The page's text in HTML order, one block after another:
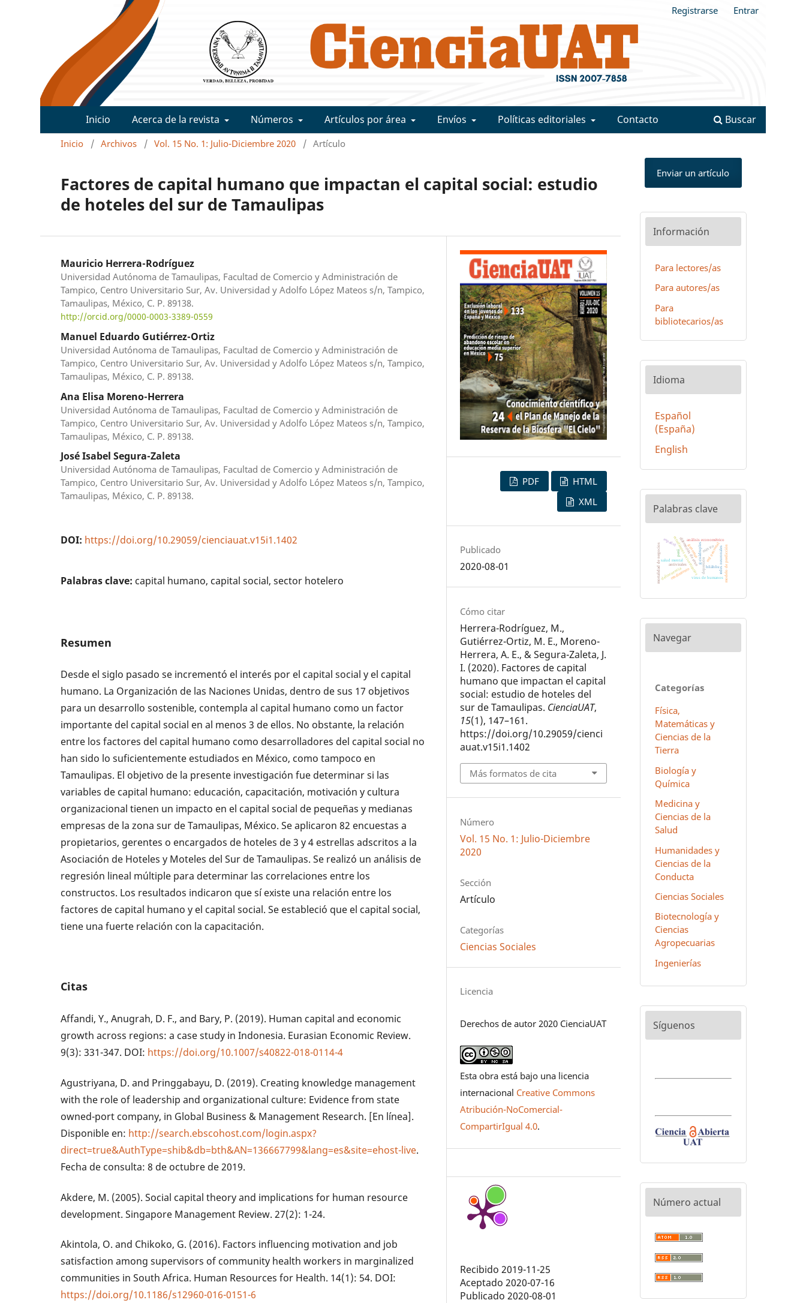
Inicio Acerca de la revista Números Artículos por área Envíos Políticas editoriales Contacto Buscar
Registrarse Entrar
Inicio / Archivos / Vol. 15 No. 1: Julio-Diciembre 2020 / Artículo
Factores de capital humano que impactan el capital social: estudio
de hoteles del sur de Tamaulipas
Mauricio Herrera-Rodríguez
Universidad Autónoma de Tamaulipas, Facultad de Comercio y Administración de
Tampico, Centro Universitario Sur, Av. Universidad y Adolfo López Mateos s/n, Tampico,
Tamaulipas, México, C. P. 89138.
http://orcid.org/0000-0003-3389-0559
Manuel Eduardo Gutiérrez-Ortiz
Universidad Autónoma de Tamaulipas, Facultad de Comercio y Administración de
Tampico, Centro Universitario Sur, Av. Universidad y Adolfo López Mateos s/n, Tampico,
Tamaulipas, México, C. P. 89138.
Ana Elisa Moreno-Herrera
Universidad Autónoma de Tamaulipas, Facultad de Comercio y Administración de
Tampico, Centro Universitario Sur, Av. Universidad y Adolfo López Mateos s/n, Tampico,
Tamaulipas, México, C. P. 89138.
José Isabel Segura-Zaleta
Universidad Autónoma de Tamaulipas, Facultad de Comercio y Administración de
Tampico, Centro Universitario Sur, Av. Universidad y Adolfo López Mateos s/n, Tampico,
Tamaulipas, México, C. P. 89138.
DOI: https://doi.org/10.29059/cienciauat.v15i1.1402
Palabras clave: capital humano, capital social, sector hotelero
Resumen
Desde el siglo pasado se incrementó el interés por el capital social y el capital
humano. La Organización de las Naciones Unidas, dentro de sus 17 objetivos
para un desarrollo sostenible, contempla al capital humano como un factor
importante del capital social en al menos 3 de ellos. No obstante, la relación
entre los factores del capital humano como desarrolladores del capital social no
han sido lo suficientemente estudiados en México, como tampoco en
Tamaulipas. El objetivo de la presente investigación fue determinar si las
variables de capital humano: educación, capacitación, motivación y cultura
organizacional tienen un impacto en el capital social de pequeñas y medianas
empresas de la zona sur de Tamaulipas, México. Se aplicaron 82 encuestas a
propietarios, gerentes o encargados de hoteles de 3 y 4 estrellas adscritos a la
Asociación de Hoteles y Moteles del Sur de Tamaulipas. Se realizó un análisis de
regresión lineal múltiple para determinar las correlaciones entre los
constructos. Los resultados indicaron que sí existe una relación entre los
factores de capital humano y el capital social. Se estableció que el capital social,
tiene una fuerte relación con la capacitación.
Citas
Affandi, Y., Anugrah, D. F., and Bary, P. (2019). Human capital and economic
growth across regions: a case study in Indonesia. Eurasian Economic Review.
9(3): 331-347. DOI: https://doi.org/10.1007/s40822-018-0114-4
Agustriyana, D. and Pringgabayu, D. (2019). Creating knowledge management
with the role of leadership and organizational culture: Evidence from state
owned-port company, in Global Business & Management Research. [En línea].
Disponible en: http://search.ebscohost.com/login.aspx?
direct=true&AuthType=shib&db=bth&AN=136667799&lang=es&site=ehost-live.
Fecha de consulta: 8 de octubre de 2019.
Akdere, M. (2005). Social capital theory and implications for human resource
development. Singapore Management Review. 27(2): 1-24.
Akintola, O. and Chikoko, G. (2016). Factors influencing motivation and job
satisfaction among supervisors of community health workers in marginalized
communities in South Africa. Human Resources for Health. 14(1): 54. DOI:
https://doi.org/10.1186/s12960-016-0151-6
PDF
HTML
XML
Publicado
2020-08-01
Cómo citar
Herrera-Rodríguez, M.,
Gutiérrez-Ortiz, M. E., Moreno-
Herrera, A. E., & Segura-Zaleta, J.
I. (2020). Factores de capital
humano que impactan el capital
social: estudio de hoteles del
sur de Tamaulipas. CienciaUAT,
15(1), 147–161.
https://doi.org/10.29059/cienci
auat.v15i1.1402
Más formatos de cita
Número
Vol. 15 No. 1: Julio-Diciembre
2020
Sección
Artículo
Categorías
Ciencias Sociales
Licencia
Derechos de autor 2020 CienciaUAT
Esta obra está bajo una licencia
internacional Creative Commons
Atribución-NoComercial-
CompartirIgual 4.0.
Recibido 2019-11-25
Aceptado 2020-07-16
Publicado 2020-08-01
Enviar un artículo
Información
Para lectores/as
Para autores/as
Para
bibliotecarios/as
Idioma
Español
(España)
English
Palabras clave
depresión
estudiantes universitarios
diferencias de sexo
salud mental g-cuádruples
virus de humanos
genomas
antivirales
delincuencia
mortalidad de negocios perú
análisis econométrico
hñähñu
español
redes neuronales
red neuronal modelo de predicción
méxico
rendimiento
Navegar
Categorías
Física,
Matemáticas y
Ciencias de la
Tierra
Biología y
Química
Medicina y
Ciencias de la
Salud
Humanidades y
Ciencias de la
Conducta
Ciencias Sociales
Biotecnología y
Ciencias
Agropecuarias
Ingenierías
Síguenos
Número actual